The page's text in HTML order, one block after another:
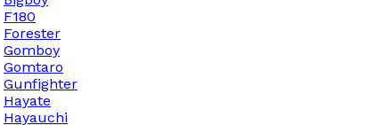
F180
Forester
Gomboy
Gomtaro
Gunfighter
Hayate
Hayauchi